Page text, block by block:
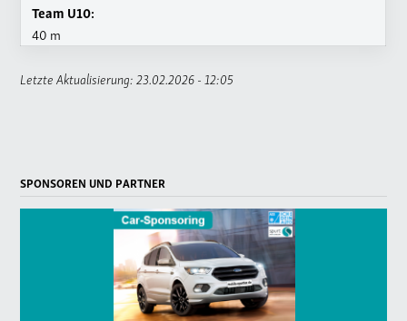
Team U10:
40 m
Letzte Aktualisierung: 23.02.2026 - 12:05
SPONSOREN UND PARTNER